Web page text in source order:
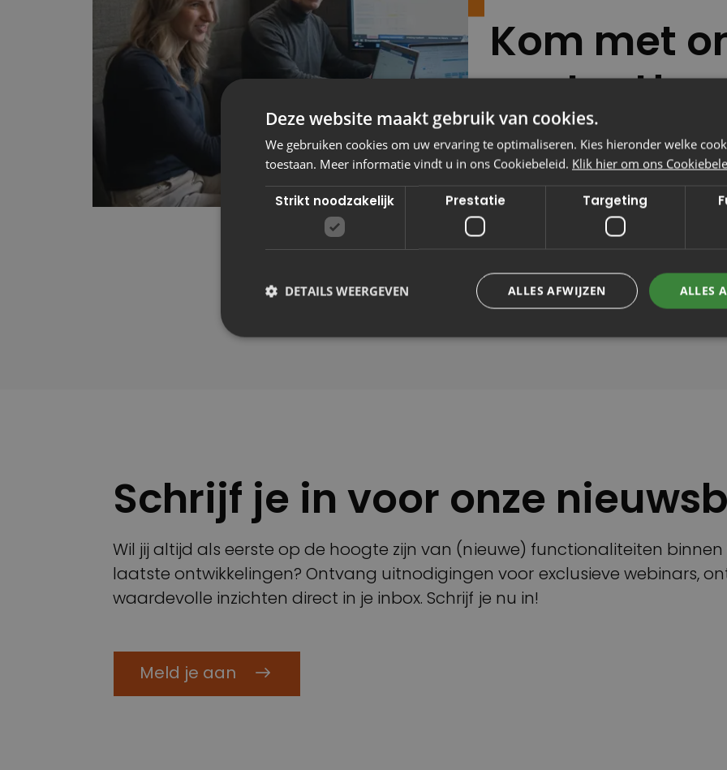
Kom met
contact!
Heb je vragen of wil je meer
demo wilt inplannen of een
je graag verder. Neem
Schrijf je in voor onze
Wil jij altijd als eerste op de hoogte zijn van (nieuwe) functionaliteiten
laatste ontwikkelingen? Ontvang uitnodigingen voor exclusieve webinars,
waardevolle inzichten direct in je inbox. Schrijf je nu in!
Meld je aan
Deze website maakt gebruik van cookies.
We gebruiken cookies om uw ervaring te optimaliseren. Kies hieronder welke
toestaan. Meer informatie vindt u in ons Cookiebeleid. Klik hier om ons
Strikt noodzakelijk Prestatie Targeting
ALLES
ALLES AFWIJZEN
DETAILS WEERGEVEN